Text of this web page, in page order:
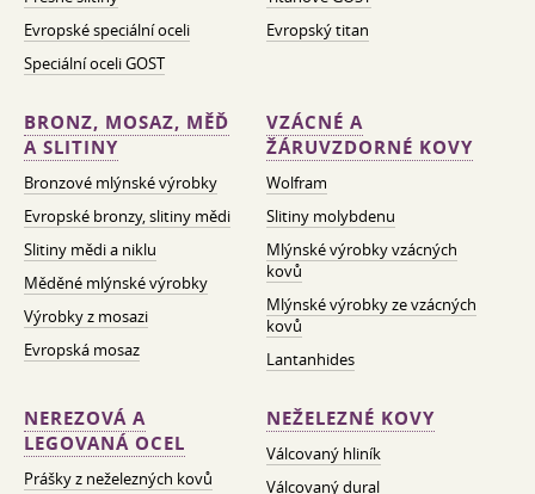
Evropské speciální oceli
Speciální oceli GOST
Evropský titan
BRONZ, MOSAZ, MĚĎ
A SLITINY
Bronzové mlýnské výrobky
Evropské bronzy, slitiny mědi
Slitiny mědi a niklu
Měděné mlýnské výrobky
Výrobky z mosazi
Evropská mosaz
VZÁCNÉ A
ŽÁRUVZDORNÉ KOVY
Wolfram
Slitiny molybdenu
Mlýnské výrobky vzácných
kovů
Mlýnské výrobky ze vzácných
kovů
Lantanhides
NEREZOVÁ A
LEGOVANÁ OCEL
Prášky z neželezných kovů
NEŽELEZNÉ KOVY
Válcovaný hliník
Válcovaný dural